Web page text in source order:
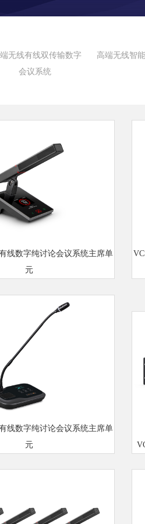
无线有线双传输数字
会议系统
高端无线智
线数字纯讨论会议系统主席单
元
线数字纯讨论会议系统主席单
元